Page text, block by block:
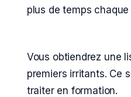
plus de temps
Vous obtiendrez une
premiers irritants. Ce
traiter en formation.